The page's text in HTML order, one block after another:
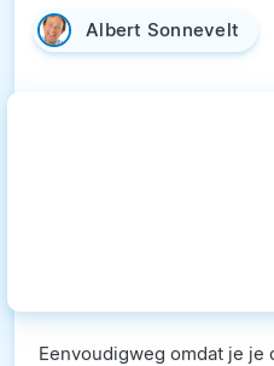
Albert Sonnevelt
Eenvoudigweg omdat je je